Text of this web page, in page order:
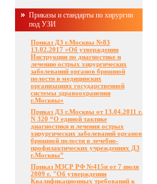
Приказы и стандарты по хирургии
под УЗИ
Приказ ДЗ г.Москвы №83
13.02.2017 «Об утверждении
Инструкции по диагностике и
лечению острых хирургических
заболеваний органов брюшной
полости в медицинских
организациях государственной
системы здравоохранения
г.Москвы»
Приказ ДЗ г.Москвы от 13.04.2011 г.
N 320 “О единой тактике
диагностики и лечения острых
хирургических заболеваний органов
брюшной полости в лечебно-
профилактических учреждениях ДЗ
г.Москвы”
Приказ МЗСР РФ №415н от 7 июля
2009 г. "Об утверждении
Квалификационных требований к